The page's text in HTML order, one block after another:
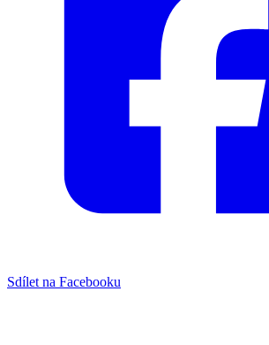
Sdílet na Facebooku